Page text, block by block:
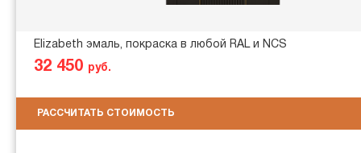
Elizabeth эмаль, покраска в любой RAL и NCS
32 450 руб.
РАССЧИТАТЬ СТОИМОСТЬ